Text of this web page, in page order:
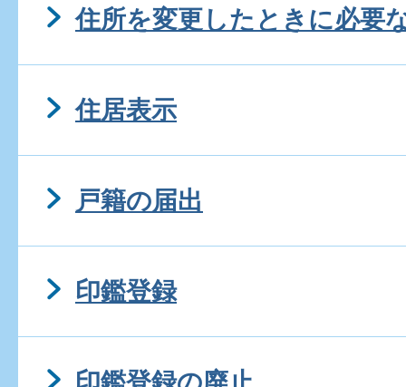
住所を変更したときに必要
住居表示
戸籍の届出
印鑑登録